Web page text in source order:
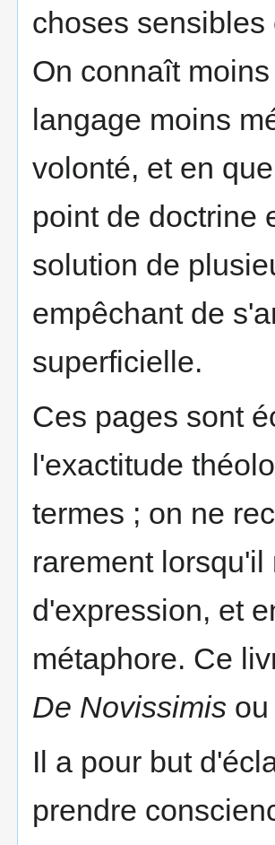
choses
On connaît
langage moins
volonté, et en
point de doctrine
solution de
empêchant de
superficielle.
Ces pages sont
l'exactitude
termes ; on ne
rarement
d'expression, et
métaphore. Ce
De Novissimis
Il a pour but
prendre